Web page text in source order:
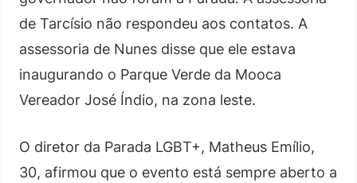
de Tarcísio não respondeu aos contatos. A
assessoria de Nunes disse que ele estava
inaugurando o Parque Verde da Mooca
Vereador José Índio, na zona leste.
O diretor da Parada LGBT+, Matheus Emílio,
30, afirmou que o evento está sempre aberto a